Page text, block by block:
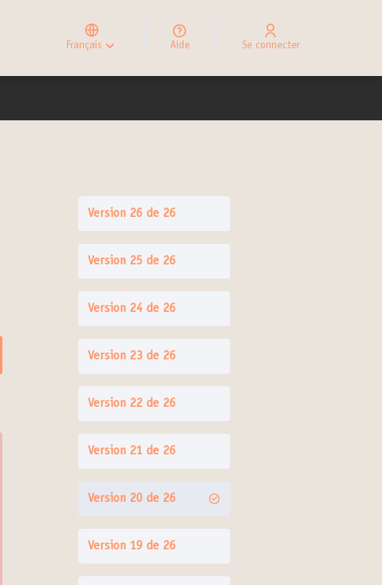
Français
Elegir el idioma
Choose language
Aide Se connecter
Version 26 de 26
Version 25 de 26
Version 24 de 26
Version 23 de 26
Version 22 de 26
Version 21 de 26
Version 20 de 26
Version 19 de 26